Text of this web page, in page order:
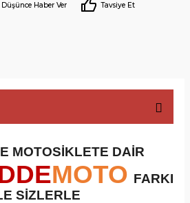
Düşünce Haber Ver Tavsiye Et
MOTOSİKLETE DAİR
MOTO FARKI
SİZLERLE